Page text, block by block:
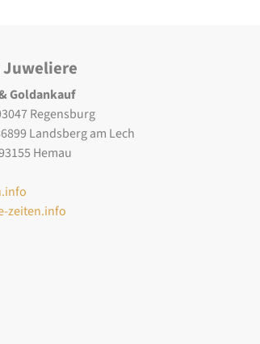
Juweliere
Goldankauf
Regensburg
Landsberg am Lech
Hemau
zeiten.info